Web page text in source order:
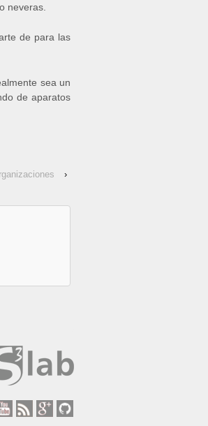
neveras.
de para las
sea un
de aparatos
›